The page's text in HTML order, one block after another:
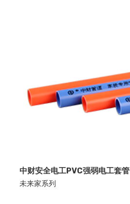
中财安全电工PVC强弱电工套管
未来家系列